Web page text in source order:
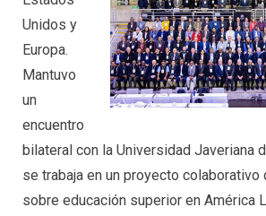
Unidos y
Europa.
Mantuvo
un
encuentro
bilateral con la Universidad Javeriana
se trabaja en un proyecto
sobre educación superior en América